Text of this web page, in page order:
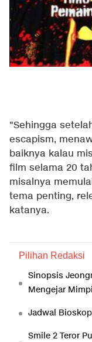
"Sehingga
escapism,
baiknya kalau
film selama 20
misalnya
tema penting,
katanya.
Pilihan Redaksi
Sinopsis
Mengejar Mimpi
Jadwal Bioskop
Smile 2 Teror